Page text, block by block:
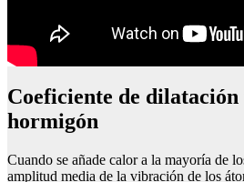
coeficiente de dilatación térmica del
hormigón
Cuando se añade calor a la mayoría de
amplitud media de la vibración de los